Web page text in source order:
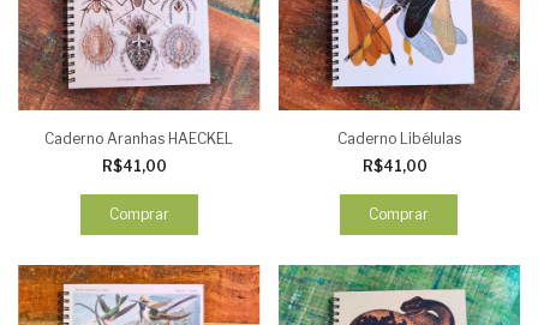
Caderno Aranhas HAECKEL
R$41,00
Comprar
Caderno Libélulas
R$41,00
Comprar